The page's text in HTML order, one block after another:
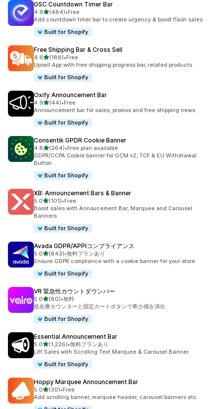
GSC Countdown Timer Bar
4.95つ星中
(484)
合計レビュー数：484件
•Free
Add countdown timer bar to create urgency & boost flash sales
Built for Shopify
Free Shipping Bar & Cross Sell
4.65つ星中
(188)
合計レビュー数：188件
•Free
Upsell App with free shipping progress bar, related products
Built for Shopify
Oxify Announcement Bar
4.95つ星中
(44)
合計レビュー数：44件
•Free
Announcement bar for sales, promos and free shipping news
Built for Shopify
Consentik GPDR Cookie Banner
4.85つ星中
(264)
合計レビュー数：264件
•Free plan available
GDPR/CCPA Cookie banner for GCM v2, TCF & EU Withdrawal
Button
Built for Shopify
XB: Announcement Bars & Banner
5.05つ星中
(101)
合計レビュー数：101件
•Free
Boost sales with Annoucement Bar, Marquee and Carousel
Banners
Built for Shopify
Avada GDPR/APPIコンプライアンス
5.05つ星中
(843)
合計レビュー数：843件
•無料プランあり
Ensure GDPR compliance with a cookie banner for your store
Built for Shopify
VR 緊急性カウントダウンバー
5.05つ星中
(80)
合計レビュー数：80件
•無料
低在庫カウンターと固定カートボタンで希少感を演出
Built for Shopify
Essential Announcement Bar
5.05つ星中
(1,226)
合計レビュー数：1226件
•無料プランあり
Lift Sales with Scrolling Text Marquee & Carousel Banner
Built for Shopify
Hoppy Marquee Announcement Bar
5.05つ星中
(30)
合計レビュー数：30件
•Free
Add scrolling banner, marquee header, carousel banners etc